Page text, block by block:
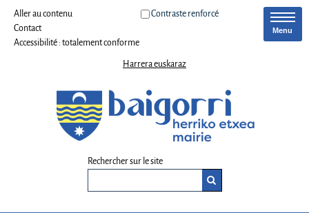
Aller au contenu
Contact
Accessibilité : totalement conforme
Contraste renforcé
Harrera euskaraz
Rechercher sur le site
Menu